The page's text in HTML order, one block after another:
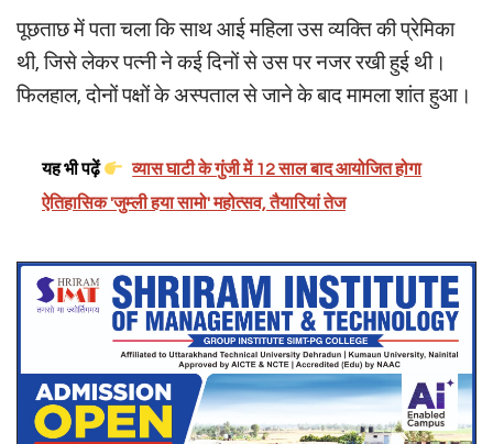
पूछताछ में पता चला कि साथ आई महिला उस व्यक्ति की प्रेमिका
थी, जिसे लेकर पत्नी ने कई दिनों से उस पर नजर रखी हुई थी।
फिलहाल, दोनों पक्षों के अस्पताल से जाने के बाद मामला शांत हुआ।
यह भी पढ़ें
व्यास घाटी के गुंजी में 12 साल बाद आयोजित होगा
ऐतिहासिक 'जुम्ली हया सामो' महोत्सव, तैयारियां तेज